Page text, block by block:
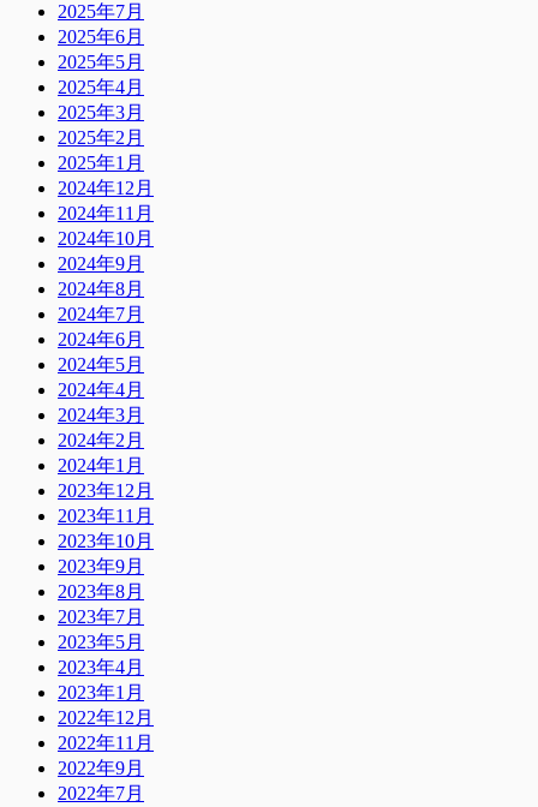
2025年7月
2025年6月
2025年5月
2025年4月
2025年3月
2025年2月
2025年1月
2024年12月
2024年11月
2024年10月
2024年9月
2024年8月
2024年7月
2024年6月
2024年5月
2024年4月
2024年3月
2024年2月
2024年1月
2023年12月
2023年11月
2023年10月
2023年9月
2023年8月
2023年7月
2023年5月
2023年4月
2023年1月
2022年12月
2022年11月
2022年9月
2022年7月